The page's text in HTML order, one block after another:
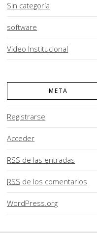
Sin categoría
software
Video Institucional
META
Registrarse
Acceder
RSS de las entradas
RSS de los comentarios
WordPress.org